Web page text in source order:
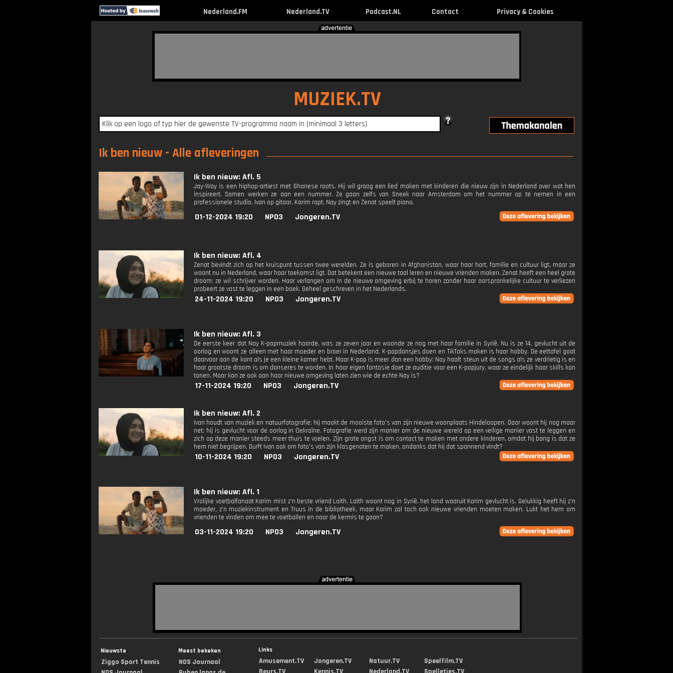
Nederland.FM Nederland.TV Podcast.NL Contact Privacy & Cookies
MUZIEK.TV
Ik ben nieuw - Alle afleveringen
Ik ben nieuw: Afl. 5
Jay-Way is een hiphop-artiest met Ghanese roots. Hij wil graag een lied maken met kinderen die nieuw zijn in Nederland over wat hen
inspireert. Samen werken ze aan een nummer. Ze gaan zelfs van Sneek naar Amsterdam om het nummer op te nemen in een
professionele studio. Ivan op gitaar, Karim rapt, Nay zingt en Zenat speelt piano.
01-12-2024 19:20 NPO3 Jongeren.TV
Ik ben nieuw: Afl. 4
Zenat bevindt zich op het kruispunt tussen twee werelden. Ze is geboren in Afghanistan, waar haar hart, familie en cultuur ligt, maar ze
woont nu in Nederland, waar haar toekomst ligt. Dat betekent een nieuwe taal leren en nieuwe vrienden maken. Zenat heeft een heel grote
droom: ze wil schrijver worden. Haar verlangen om in de nieuwe omgeving erbij te horen zonder haar oorspronkelijke cultuur te verliezen
probeert ze vast te leggen in een boek. Geheel geschreven in het Nederlands.
24-11-2024 19:20 NPO3 Jongeren.TV
Ik ben nieuw: Afl. 3
De eerste keer dat Nay K-popmuziek hoorde, was ze zeven jaar en woonde ze nog met haar familie in Syrië. Nu is ze 14, gevlucht uit de
oorlog en woont ze alleen met haar moeder en broer in Nederland. K-popdansjes doen en TikToks maken is haar hobby. De eettafel gaat
daarvoor aan de kant als je een kleine kamer hebt. Maar K-pop is meer dan een hobby: Nay haalt steun uit de songs als ze verdrietig is en
haar grootste droom is om danseres te worden. In haar eigen fantasie doet ze auditie voor een K-popjury, waar ze eindelijk haar skills kan
tonen. Maar kan ze ook aan haar nieuwe omgeving laten zien wie de echte Nay is?
17-11-2024 19:20 NPO3 Jongeren.TV
Ik ben nieuw: Afl. 2
Ivan houdt van muziek en natuurfotografie: hij maakt de mooiste foto's van zijn nieuwe woonplaats Hindeloopen. Daar woont hij nog maar
net; hij is gevlucht voor de oorlog in Oekraïne. Fotografie werd zijn manier om de nieuwe wereld op een veilige manier vast te leggen en
zich op deze manier steeds meer thuis te voelen. Zijn grote angst is om contact te maken met andere kinderen, omdat hij bang is dat ze
hem niet begrijpen. Durft Ivan ook om foto's van zijn klasgenoten te maken, ondanks dat hij dat spannend vindt?
10-11-2024 19:20 NPO3 Jongeren.TV
Ik ben nieuw: Afl. 1
Vrolijke voetbalfanaat Karim mist z'n beste vriend Laith. Laith woont nog in Syrië, het land waaruit Karim gevlucht is. Gelukkig heeft hij z'n
moeder, z'n muziekinstrument en Truus in de bibliotheek, maar Karim zal toch ook nieuwe vrienden moeten maken. Lukt het hem om
vrienden te vinden om mee te voetballen en naar de kermis te gaan?
03-11-2024 19:20 NPO3 Jongeren.TV
Nieuwste
Ziggo Sport Tennis
Meest bekeken
NOS Journaal
Links
Amusement.TV
Jongeren.TV
Natuur.TV
Speelfilm.TV